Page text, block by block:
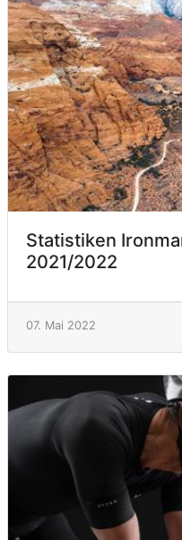
Statistiken
2021/2022
07. Mai 2022